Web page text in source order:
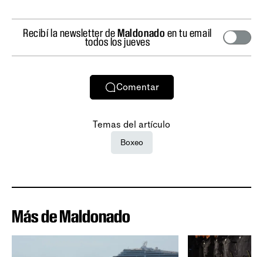
Recibí la newsletter deMaldonado en tu email
todos los jueves
Comentar
Temas del artículo
Boxeo
Más de Maldonado